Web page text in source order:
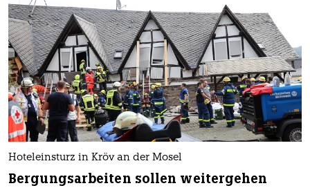
Hoteleinsturz in Kröv an der Mosel
Bergungsarbeiten sollen weitergehen